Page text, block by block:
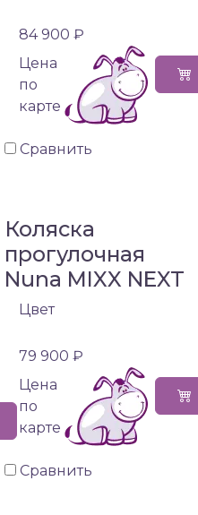
84 900 ₽
Цена
по
карте
Сравнить
Коляска
прогулочная
Nuna MIXX NEXT
Цвет
79 900 ₽
Цена
по
карте
Сравнить